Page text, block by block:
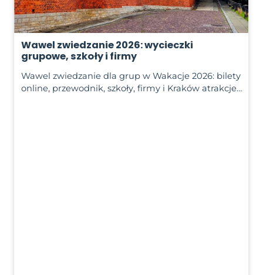
Wawel zwiedzanie 2026: wycieczki
grupowe, szkoły i firmy
Wawel zwiedzanie dla grup w Wakacje 2026: bilety
online, przewodnik, szkoły, firmy i Kraków atrakcje…